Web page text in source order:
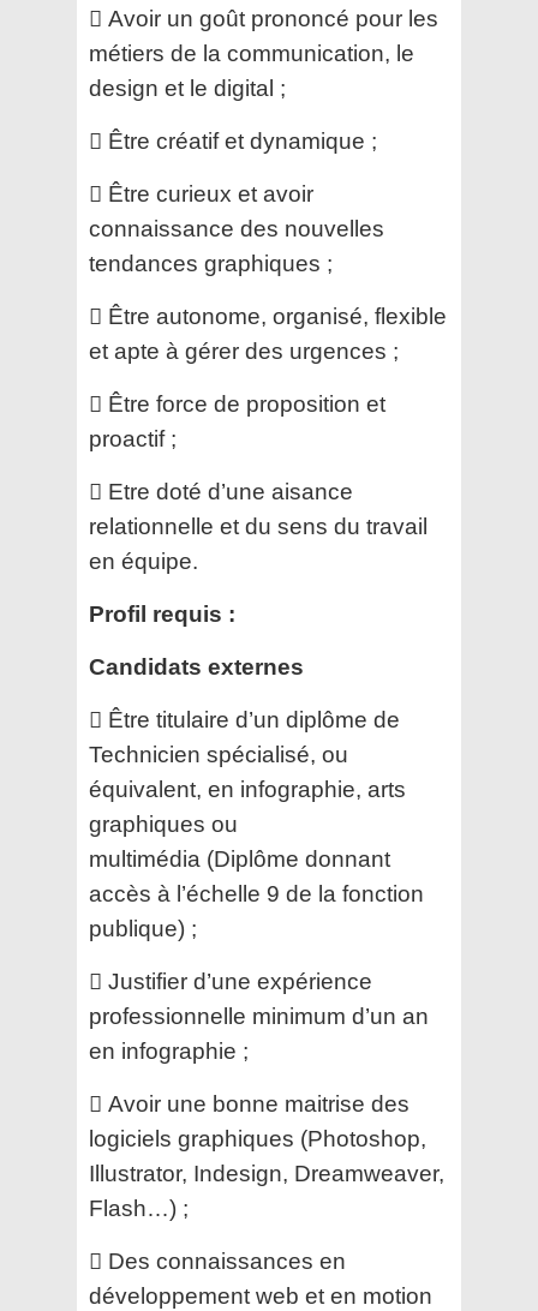
 Avoir un goût prononcé pour les
métiers de la communication, le
design et le digital ;
 Être créatif et dynamique ;
 Être curieux et avoir
connaissance des nouvelles
tendances graphiques ;
 Être autonome, organisé, flexible
et apte à gérer des urgences ;
 Être force de proposition et
proactif ;
 Etre doté d’une aisance
relationnelle et du sens du travail
en équipe.
Profil requis :
Candidats externes
 Être titulaire d’un diplôme de
Technicien spécialisé, ou
équivalent, en infographie, arts
graphiques ou
multimédia (Diplôme donnant
accès à l’échelle 9 de la fonction
publique) ;
 Justifier d’une expérience
professionnelle minimum d’un an
en infographie ;
 Avoir une bonne maitrise des
logiciels graphiques (Photoshop,
Illustrator, Indesign, Dreamweaver,
Flash…) ;
 Des connaissances en
développement web et en motion